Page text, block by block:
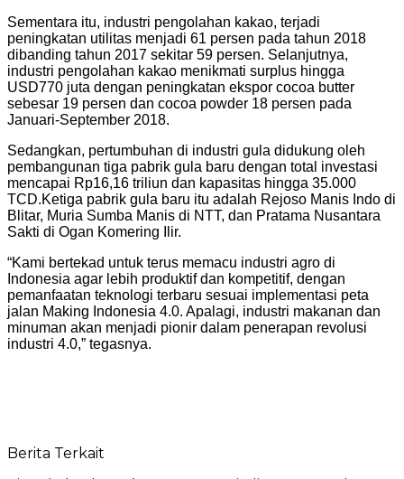
Sementara itu, industri pengolahan kakao, terjadi
peningkatan utilitas menjadi 61 persen pada tahun 2018
dibanding tahun 2017 sekitar 59 persen. Selanjutnya,
industri pengolahan kakao menikmati surplus hingga
USD770 juta dengan peningkatan ekspor cocoa butter
sebesar 19 persen dan cocoa powder 18 persen pada
Januari-September 2018.
Sedangkan, pertumbuhan di industri gula didukung oleh
pembangunan tiga pabrik gula baru dengan total investasi
mencapai Rp16,16 triliun dan kapasitas hingga 35.000
TCD.Ketiga pabrik gula baru itu adalah Rejoso Manis Indo di
Blitar, Muria Sumba Manis di NTT, dan Pratama Nusantara
Sakti di Ogan Komering Ilir.
“Kami bertekad untuk terus memacu industri agro di
Indonesia agar lebih produktif dan kompetitif, dengan
pemanfaatan teknologi terbaru sesuai implementasi peta
jalan Making Indonesia 4.0. Apalagi, industri makanan dan
minuman akan menjadi pionir dalam penerapan revolusi
industri 4.0,” tegasnya.
Berita Terkait